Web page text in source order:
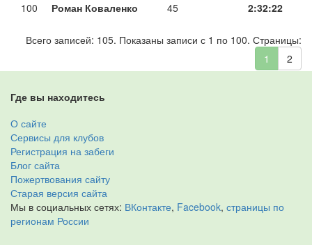
100 Роман Коваленко 45 2:32:22
Всего записей: 105. Показаны записи с 1 по 100. Страницы:
1
2
Где вы находитесь
О сайте
Сервисы для клубов
Регистрация на забеги
Блог сайта
Пожертвования сайту
Старая версия сайта
Мы в социальных сетях: ВКонтакте, Facebook, страницы по
регионам России